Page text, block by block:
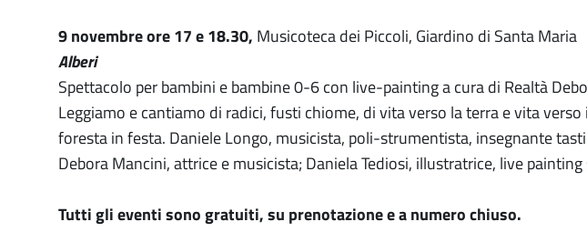
9 novembre ore 17 e 18.30, Musicoteca dei Piccoli, Giardino di Santa Maria
Alberi
Spettacolo per bambini e bambine 0-6 con live-painting a cura di Realtà
Leggiamo e cantiamo di radici, fusti chiome, di vita verso la terra e vita
foresta in festa. Daniele Longo, musicista, poli-strumentista, insegnante
Debora Mancini, attrice e musicista; Daniela Tediosi, illustratrice, live
Tutti gli eventi sono gratuiti, su prenotazione e a numero chiuso.